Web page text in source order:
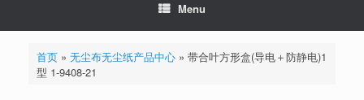
Menu
首页» 无尘布无尘纸产品中心» 带合叶方形盒(导电＋防静电)1
型 1-9408-21